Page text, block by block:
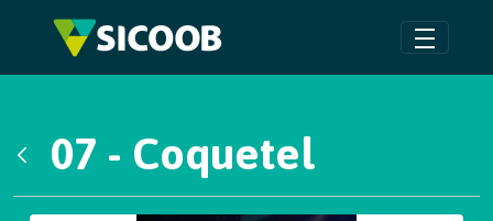
Pular para o Conteúdo principal
07 - Coquetel